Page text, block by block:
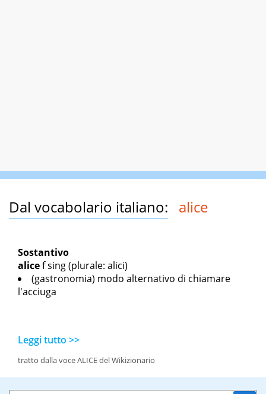
Dal vocabolario italiano: alice
Sostantivo
alicef sing(plurale: alici)
(gastronomia) modo alternativo di chiamare
l'acciuga
Leggi tutto >>
tratto dalla voce ALICE del Wikizionario